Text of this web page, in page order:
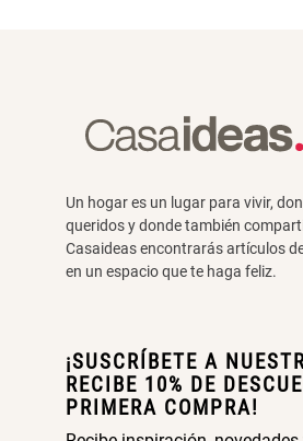
Un hogar es un lugar para vivir,
queridos y donde también
Casaideas encontrarás artículos
en un espacio que te haga feliz.
¡SUSCRÍBETE A
RECIBE 10% DE
PRIMERA COMPRA!